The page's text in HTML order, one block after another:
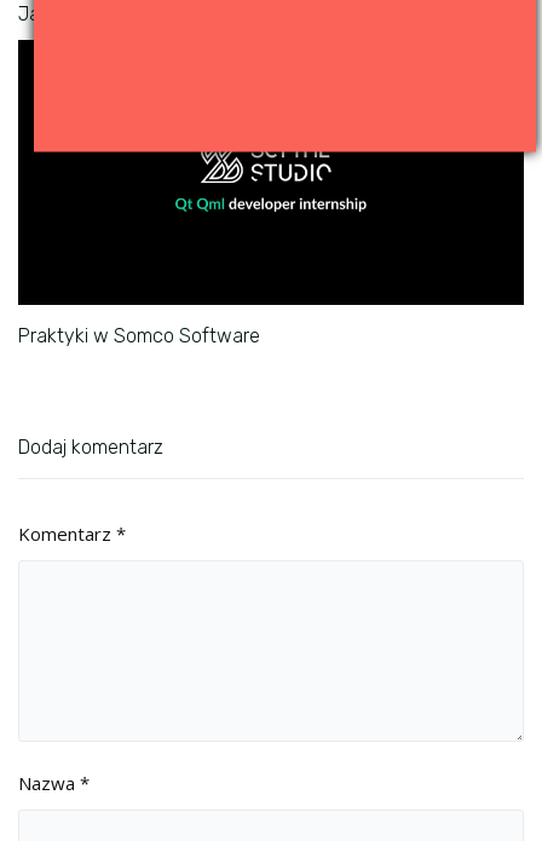
Jak wyjść z Vim
Praktyki w Somco Software
Dodaj komentarz
Komentarz *
Nazwa *